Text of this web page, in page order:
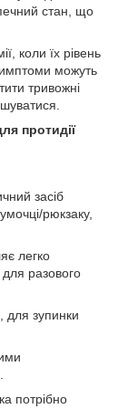
стан, що
коли їх рівень
можуть
тривожні
протидії
засіб
рюкзаку,
легко
для разового
для зупинки
потрібно